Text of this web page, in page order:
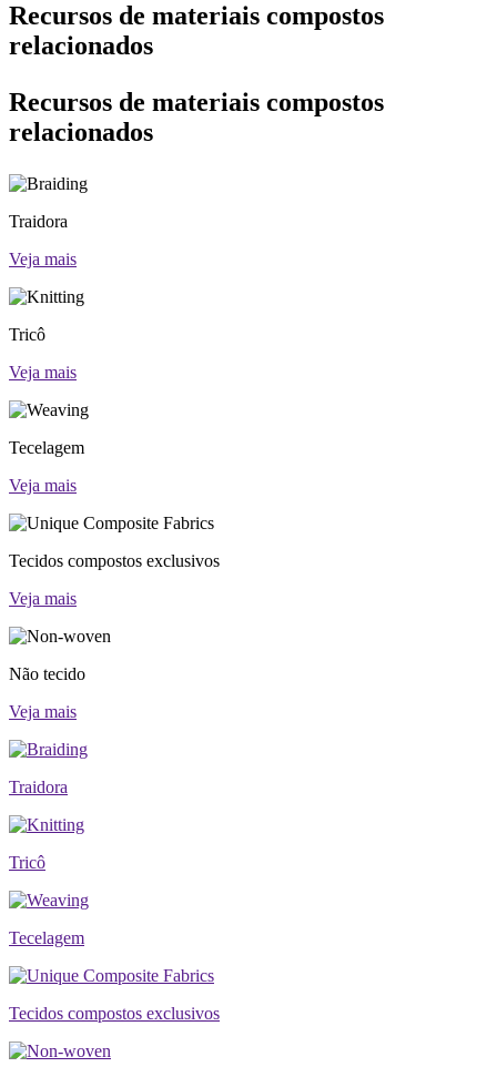
Recursos de materiais compostos
relacionados
Recursos de materiais compostos
relacionados
Traidora
Veja mais
Tricô
Veja mais
Tecelagem
Veja mais
Tecidos compostos exclusivos
Veja mais
Não tecido
Veja mais
Traidora
Tricô
Tecelagem
Tecidos compostos exclusivos